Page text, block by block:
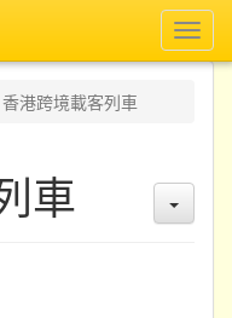
香港跨境載客列車
車